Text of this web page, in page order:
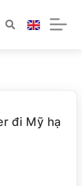
đi Mỹ hạ